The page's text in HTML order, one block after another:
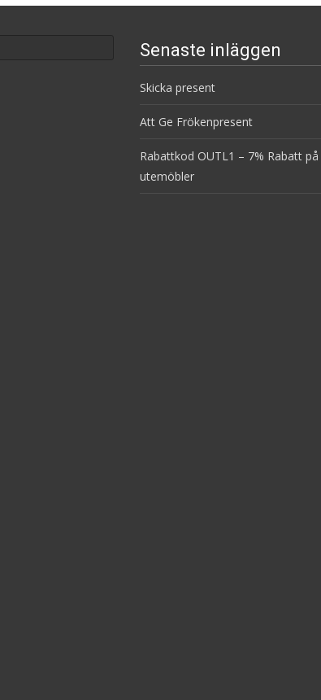
Senaste inläggen
Skicka present
Att Ge Frökenpresent
Rabattkod OUTL1 – 7% Rabatt på
utemöbler